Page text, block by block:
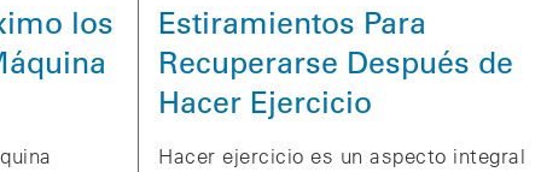
los
Estiramientos Para
Recuperarse Después de
Hacer Ejercicio
Hacer ejercicio es un aspecto integral